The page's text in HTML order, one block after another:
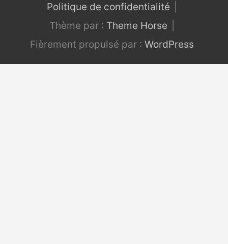
Politique de confidentialité
Thème par : Theme Horse
Fièrement propulsé par : WordPress